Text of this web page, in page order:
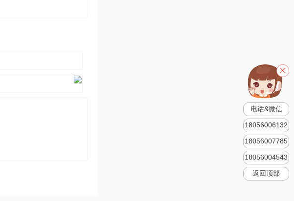
电话&微信
18056006132
18056007785
18056004543
返回顶部